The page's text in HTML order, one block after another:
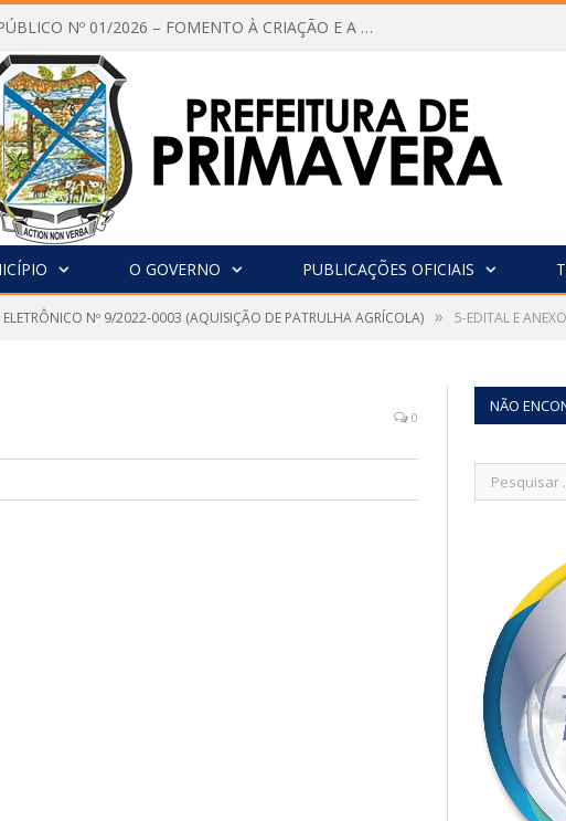
CHAMAMENTO PÚBLICO Nº 01/2026 – FOMENTO À CRIAÇÃO E A CIRCULAÇÃO DE PRODUÇÕES CULTURAIS – Aldir Blanc
O GOVERNO PUBLICAÇÕES OFICIAIS
ELETRÔNICO Nº 9/2022-0003 (AQUISIÇÃO DE PATRULHA AGRÍCOLA) » 5-EDITAL E
0
NÃO